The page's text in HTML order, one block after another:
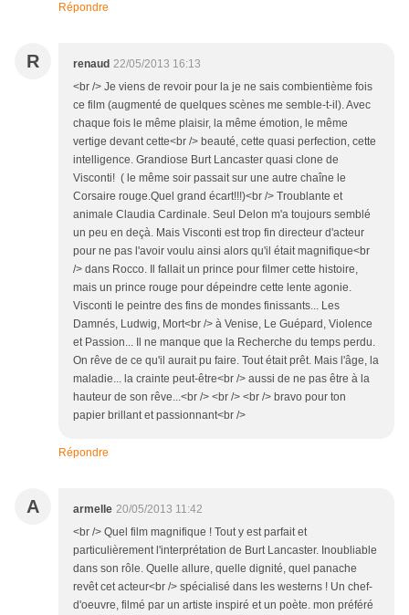
Répondre
R renaud 22/05/2013 16:13
<br /> Je viens de revoir pour la je ne sais combientième fois
ce film (augmenté de quelques scènes me semble-t-il). Avec
chaque fois le même plaisir, la même émotion, le même
vertige devant cette<br /> beauté, cette quasi perfection, cette
intelligence. Grandiose Burt Lancaster quasi clone de
Visconti! ( le même soir passait sur une autre chaîne le
Corsaire rouge.Quel grand écart!!!)<br /> Troublante et
animale Claudia Cardinale. Seul Delon m'a toujours semblé
un peu en deçà. Mais Visconti est trop fin directeur d'acteur
pour ne pas l'avoir voulu ainsi alors qu'il était magnifique<br
/> dans Rocco. Il fallait un prince pour filmer cette histoire,
mais un prince rouge pour dépeindre cette lente agonie.
Visconti le peintre des fins de mondes finissants... Les
Damnés, Ludwig, Mort<br /> à Venise, Le Guépard, Violence
et Passion... Il ne manque que la Recherche du temps perdu.
On rêve de ce qu'il aurait pu faire. Tout était prêt. Mais l'âge, la
maladie... la crainte peut-être<br /> aussi de ne pas être à la
hauteur de son rêve...<br /> <br /> <br /> bravo pour ton
papier brillant et passionnant<br />
Répondre
A armelle 20/05/2013 11:42
<br /> Quel film magnifique ! Tout y est parfait et
particulièrement l'interprétation de Burt Lancaster. Inoubliable
dans son rôle. Quelle allure, quelle dignité, quel panache
revêt cet acteur<br /> spécialisé dans les westerns ! Un chef-
d'oeuvre, filmé par un artiste inspiré et un poète. mon préféré